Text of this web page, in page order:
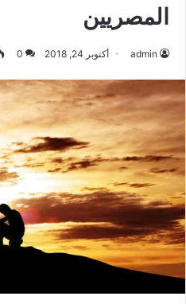
المصريين
admin أكتوبر 24, 2018 0